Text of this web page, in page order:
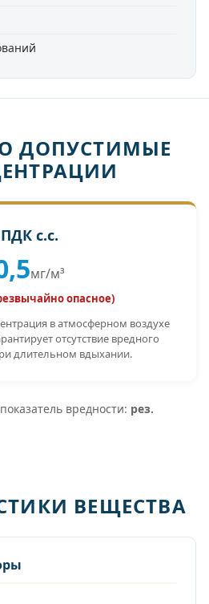
ДОПУСТИМЫЕ
ПДК с.с.
мг/м³
опасное)
в атмосферном воздухе
отсутствие вредного
длительном вдыхании.
вредности: рез.
ВЕЩЕСТВА